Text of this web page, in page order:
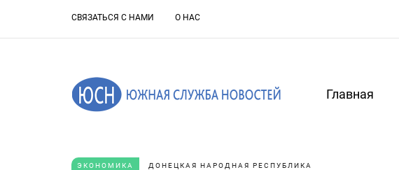
СВЯЗАТЬСЯ С НАМИ О НАС
Главная
ЭКОНОМИКА ДОНЕЦКАЯ НАРОДНАЯ РЕСПУБЛИКА